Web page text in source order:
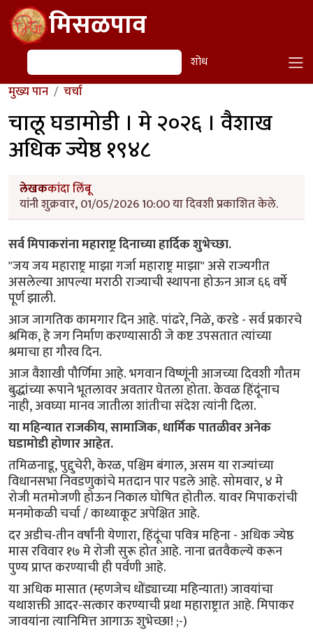
Skip to main contentमिसळपाव
शोध शोध
मुख्य पान चर्चा
चालू घडामोडी । मे २०२६ । वैशाख
अधिक ज्येष्ठ १९४८
लेखककांदा लिंबू
यांनी शुक्रवार, 01/05/2026 10:00 या दिवशी प्रकाशित केले.
सर्व मिपाकरांना महाराष्ट्र दिनाच्या हार्दिक शुभेच्छा.
"जय जय महाराष्ट्र माझा गर्जा महाराष्ट्र माझा" असे राज्यगीत
असलेल्या आपल्या मराठी राज्याची स्थापना होऊन आज ६६ वर्षे
पूर्ण झाली.
आज जागतिक कामगार दिन आहे. पांढरे, निळे, करडे - सर्व प्रकारचे
श्रमिक, हे जग निर्माण करण्यासाठी जे कष्ट उपसतात त्यांच्या
श्रमाचा हा गौरव दिन.
आज वैशाखी पौर्णिमा आहे. भगवान विष्णूंनी आजच्या दिवशी गौतम
बुद्धांच्या रूपाने भूतलावर अवतार घेतला होता. केवळ हिंदूंनाच
नाही, अवघ्या मानव जातीला शांतीचा संदेश त्यांनी दिला.
या महिन्यात राजकीय, सामाजिक, धार्मिक पातळीवर अनेक
घडामोडी होणार आहेत.
तमिळनाडू, पुद्दुचेरी, केरळ, पश्चिम बंगाल, असम या राज्यांच्या
विधानसभा निवडणुकांचे मतदान पार पडले आहे. सोमवार, ४ मे
रोजी मतमोजणी होऊन निकाल घोषित होतील. यावर मिपाकरांची
मनमोकळी चर्चा / काथ्याकूट अपेक्षित आहे.
दर अडीच-तीन वर्षांनी येणारा, हिंदूंचा पवित्र महिना - अधिक ज्येष्ठ
मास रविवार १७ मे रोजी सुरू होत आहे. नाना व्रतवैकल्ये करून
पुण्य प्राप्त करण्याची ही पर्वणी आहे.
या अधिक मासात (म्हणजेच धोंड्याच्या महिन्यात!) जावयांचा
यथाशक्ती आदर-सत्कार करण्याची प्रथा महाराष्ट्रात आहे. मिपाकर
जावयांना त्यानिमित्त आगाऊ शुभेच्छा! ;-)